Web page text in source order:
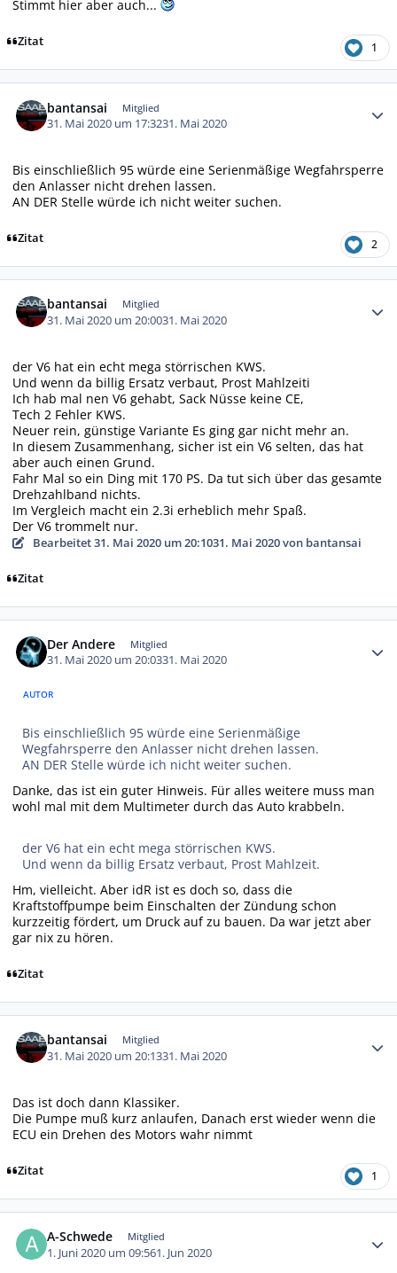
Stimmt hier aber auch...
Zitat 1
bantansai Mitglied
31. Mai 2020 um 17:3231. Mai 2020
Bis einschließlich 95 würde eine Serienmäßige Wegfahrsperre
den Anlasser nicht drehen lassen.
AN DER Stelle würde ich nicht weiter suchen.
Zitat 2
bantansai Mitglied
31. Mai 2020 um 20:0031. Mai 2020
der V6 hat ein echt mega störrischen KWS.
Und wenn da billig Ersatz verbaut, Prost Mahlzeiti
Ich hab mal nen V6 gehabt, Sack Nüsse keine CE,
Tech 2 Fehler KWS.
Neuer rein, günstige Variante Es ging gar nicht mehr an.
In diesem Zusammenhang, sicher ist ein V6 selten, das hat
aber auch einen Grund.
Fahr Mal so ein Ding mit 170 PS. Da tut sich über das gesamte
Drehzahlband nichts.
Im Vergleich macht ein 2.3i erheblich mehr Spaß.
Der V6 trommelt nur.
Bearbeitet31. Mai 2020 um 20:1031. Mai 2020von bantansai
Zitat
Der Andere Mitglied
31. Mai 2020 um 20:0331. Mai 2020
AUTOR
Bis einschließlich 95 würde eine Serienmäßige
Wegfahrsperre den Anlasser nicht drehen lassen.
AN DER Stelle würde ich nicht weiter suchen.
Danke, das ist ein guter Hinweis. Für alles weitere muss man
wohl mal mit dem Multimeter durch das Auto krabbeln.
der V6 hat ein echt mega störrischen KWS.
Und wenn da billig Ersatz verbaut, Prost Mahlzeit.
Hm, vielleicht. Aber idR ist es doch so, dass die
Kraftstoffpumpe beim Einschalten der Zündung schon
kurzzeitig fördert, um Druck auf zu bauen. Da war jetzt aber
gar nix zu hören.
Zitat
bantansai Mitglied
31. Mai 2020 um 20:1331. Mai 2020
Das ist doch dann Klassiker.
Die Pumpe muß kurz anlaufen, Danach erst wieder wenn die
ECU ein Drehen des Motors wahr nimmt
Zitat 1
A-Schwede Mitglied
1. Juni 2020 um 09:561. Jun 2020